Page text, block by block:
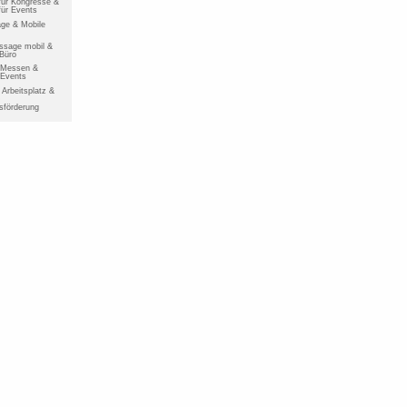
Kongresse &
Events
& Mobile
mobil &
&
&